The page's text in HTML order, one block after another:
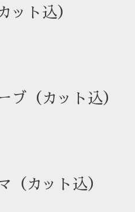
ット込）
ブ（カット込）
（カット込）